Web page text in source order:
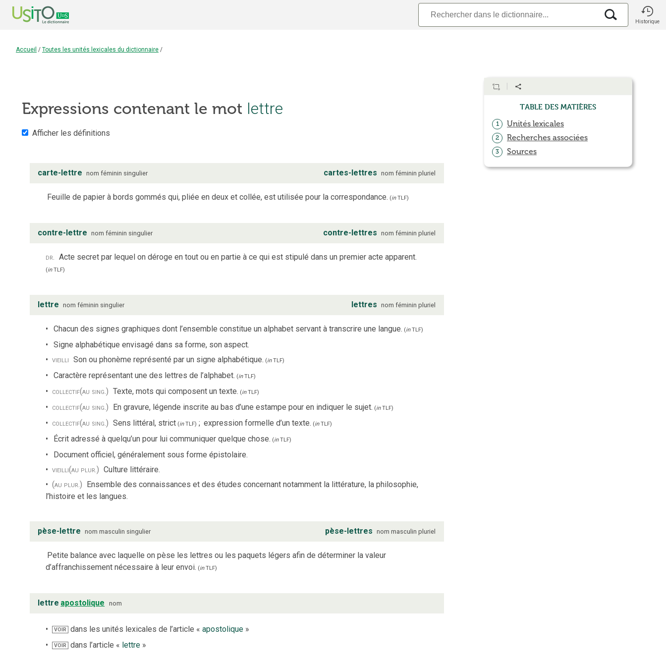
Historique
Accueil / Toutes les unités lexicales du dictionnaire /
Expressions contenant le mot lettre
Afficher les définitions
carte-lettre nom féminin singulier cartes-lettres nom féminin pluriel
Feuille de papier à bords gommés qui, pliée en deux et collée, est utilisée pour la correspondance. (inTLF)
contre-lettre nom féminin singulier contre-lettres nom féminin pluriel
dr. Acte secret par lequel on déroge en tout ou en partie à ce qui est stipulé dans un premier acte apparent.
(inTLF)
lettre nom féminin singulier lettres nom féminin pluriel
Chacun des signes graphiques dont l’ensemble constitue un alphabet servant à transcrire une langue. (inTLF)
Signe alphabétique envisagé dans sa forme, son aspect.
vieilli Son ou phonème représenté par un signe alphabétique. (inTLF)
Caractère représentant une des lettres de l’alphabet. (inTLF)
collectif(au sing.) Texte, mots qui composent un texte. (inTLF)
collectif(au sing.) En gravure, légende inscrite au bas d’une estampe pour en indiquer le sujet. (inTLF)
collectif(au sing.) Sens littéral, strict(inTLF) ; expression formelle d’un texte. (inTLF)
Écrit adressé à quelqu’un pour lui communiquer quelque chose. (inTLF)
Document officiel, généralement sous forme épistolaire.
vieilli(au plur.) Culture littéraire.
(au plur.) Ensemble des connaissances et des études concernant notamment la littérature, la philosophie,
l’histoire et les langues.
pèse-lettre nom masculin singulier pèse-lettres nom masculin pluriel
Petite balance avec laquelle on pèse les lettres ou les paquets légers afin de déterminer la valeur
d’affranchissement nécessaire à leur envoi. (inTLF)
lettre apostolique nom
VOIR dans les unités lexicales de l’article «apostolique »
VOIR dans l’article « lettre »
Table des matières
1 Unités lexicales
2 Recherches associées
3 Sources